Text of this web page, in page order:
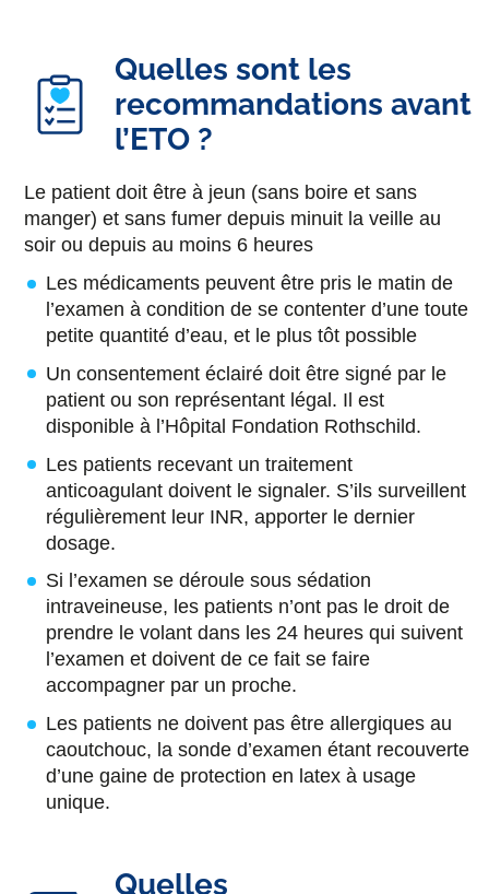
Quelles sont les
recommandations avant
l’ETO ?
Le patient doit être à jeun (sans boire et sans
manger) et sans fumer depuis minuit la veille au
soir ou depuis au moins 6 heures
Les médicaments peuvent être pris le matin de
l’examen à condition de se contenter d’une toute
petite quantité d’eau, et le plus tôt possible
Un consentement éclairé doit être signé par le
patient ou son représentant légal. Il est
disponible à l’Hôpital Fondation Rothschild.
Les patients recevant un traitement
anticoagulant doivent le signaler. S’ils surveillent
régulièrement leur INR, apporter le dernier
dosage.
Si l’examen se déroule sous sédation
intraveineuse, les patients n’ont pas le droit de
prendre le volant dans les 24 heures qui suivent
l’examen et doivent de ce fait se faire
accompagner par un proche.
Les patients ne doivent pas être allergiques au
caoutchouc, la sonde d’examen étant recouverte
d’une gaine de protection en latex à usage
unique.
Quelles